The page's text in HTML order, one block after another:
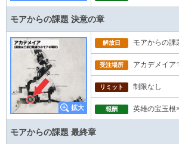
モアからの課題 決意の章
解放日 モアからの課
受注場所 アカデメイア
リミット 制限なし
報酬 英雄の宝玉根
モアからの課題 最終章